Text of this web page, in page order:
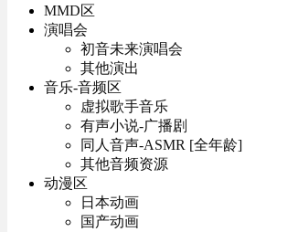
MMD区
演唱会
初音未来演唱会
其他演出
音乐-音频区
虚拟歌手音乐
有声小说-广播剧
同人音声-ASMR [全年龄]
其他音频资源
动漫区
日本动画
国产动画